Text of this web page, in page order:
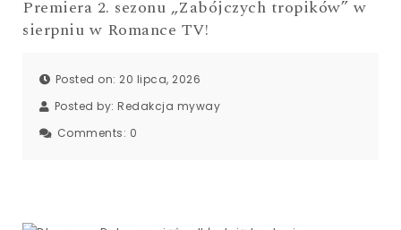
Premiera 2. sezonu „Zabójczych tropików” w
sierpniu w Romance TV!
Posted on: 20 lipca, 2026
Posted by: Redakcja myway
Comments: 0